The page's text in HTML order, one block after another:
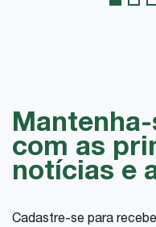
com as
notícias e
Cadastre-se para